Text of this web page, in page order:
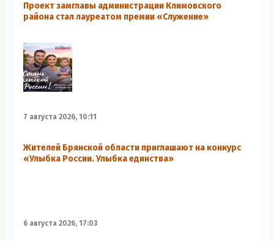
Проект замглавы администрации Климовского
района стал лауреатом премии «Служение»
7 августа 2026, 10:11
Жителей Брянской области приглашают на конкурс
«Улыбка России. Улыбка единства»
6 августа 2026, 17:03